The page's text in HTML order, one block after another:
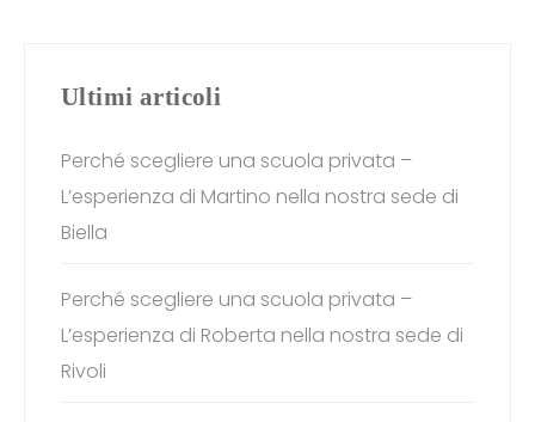
Ultimi articoli
Perché scegliere una scuola privata –
L’esperienza di Martino nella nostra sede di
Biella
Perché scegliere una scuola privata –
L’esperienza di Roberta nella nostra sede di
Rivoli